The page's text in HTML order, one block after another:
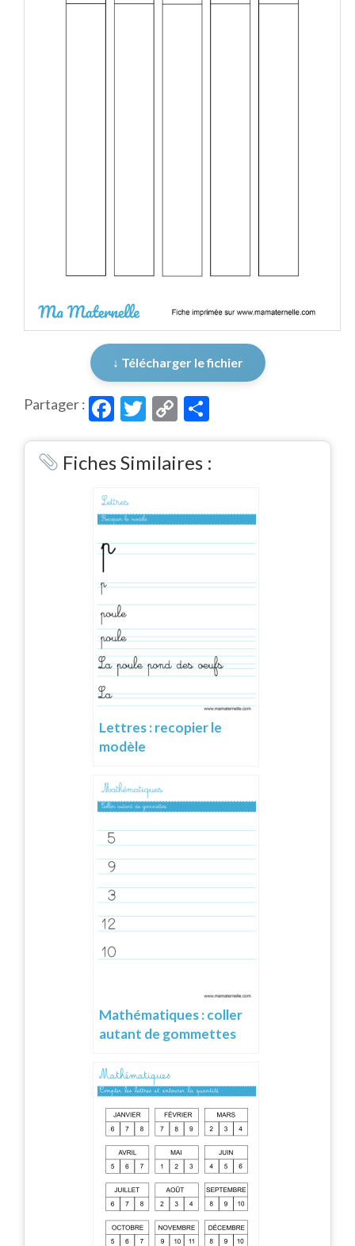
↓ Télécharger le fichier
Partager : Facebook
Twitter
Copy
Link
Fiches Similaires :
Lettres : recopier le
modèle
Mathématiques : coller
autant de gommettes